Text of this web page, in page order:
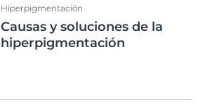
Hiperpigmentación
Causas y soluciones de la
hiperpigmentación